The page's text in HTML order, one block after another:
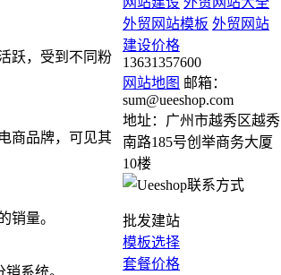
跃，受到不同粉
商品牌，可见其
销量。
销系统。
外贸网站模板 外贸网站
建设价格
13631357600
网站地图 邮箱：
sum@ueeshop.com
地址：广州市越秀区越秀
南路185号创举商务大厦
10楼
批发建站
模板选择
套餐价格